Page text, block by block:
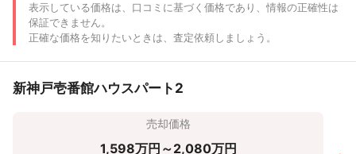
〜500 万
〜1,000
〜2,000
〜3,000
〜4,000
〜5,000
表示している価格は、口コミに基づく価格であり、情報の正確性は
保証できません。
正確な価格を知りたいときは、査定依頼しましょう。
新神戸壱番館ハウスパート2
売却価格
1,598万円～2,080万円